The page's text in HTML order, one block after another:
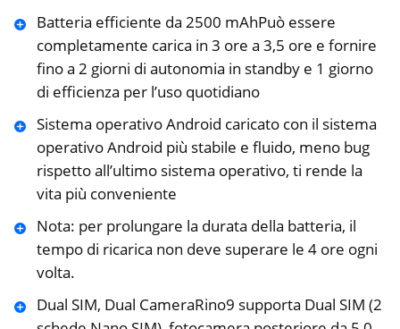
️Batteria efficiente da 2500 mAhPuò essere
completamente carica in 3 ore a 3,5 ore e fornire
fino a 2 giorni di autonomia in standby e 1 giorno
di efficienza per l’uso quotidiano
️Sistema operativo Android caricato con il sistema
operativo Android più stabile e fluido, meno bug
rispetto all’ultimo sistema operativo, ti rende la
vita più conveniente
Nota: per prolungare la durata della batteria, il
tempo di ricarica non deve superare le 4 ore ogni
volta.
️Dual SIM, Dual CameraRino9 supporta Dual SIM (2